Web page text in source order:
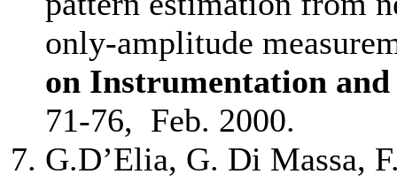
only-amplitude
on Instrumentation
71-76, Feb. 2000.
G.D’Elia, G. Di Massa,